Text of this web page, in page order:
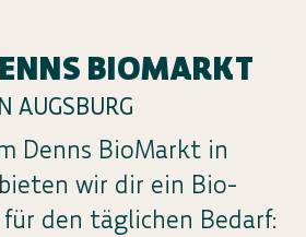
BIOMARKT
AUGSBURG
Denns BioMarkt in
wir dir ein Bio-
den täglichen Bedarf: